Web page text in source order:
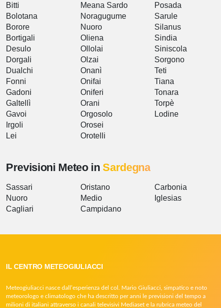
Bitti
Bolotana
Borore
Bortigali
Desulo
Dorgali
Dualchi
Fonni
Gadoni
Galtellì
Gavoi
Irgoli
Lei
Meana Sardo
Noragugume
Nuoro
Oliena
Ollolai
Olzai
Onanì
Onifai
Oniferi
Orani
Orgosolo
Orosei
Orotelli
Posada
Sarule
Silanus
Sindia
Siniscola
Sorgono
Teti
Tiana
Tonara
Torpè
Lodine
Previsioni Meteo inSardegna
Sassari
Nuoro
Cagliari
Oristano
Medio
Campidano
Carbonia
Iglesias
IL CENTRO METEOGIULIACCI
Meteogiuliacci nasce dall’esperienza del col. Mario Giuliacci, simpatico e noto
meteorologo e climatologo che ha descritto per anni le previsioni del tempo a
milioni di italiani attraverso i canali televisivi Mediaset e la rubrica meteo del